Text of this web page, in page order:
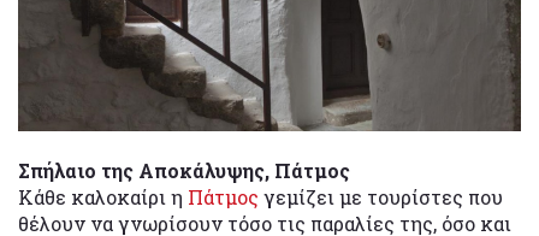
Σπήλαιο της Αποκάλυψης, Πάτμος
Κάθε καλοκαίρι η Πάτμος γεμίζει με τουρίστες που
θέλουν να γνωρίσουν τόσο τις παραλίες της, όσο και